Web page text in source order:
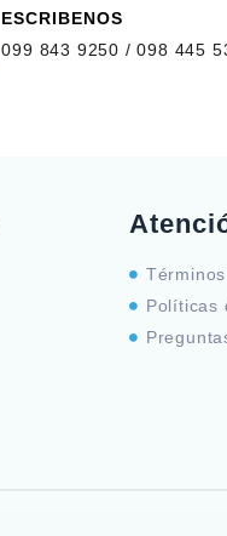
ESCRIBENOS
099 843 9250 / 098 445
Políticas